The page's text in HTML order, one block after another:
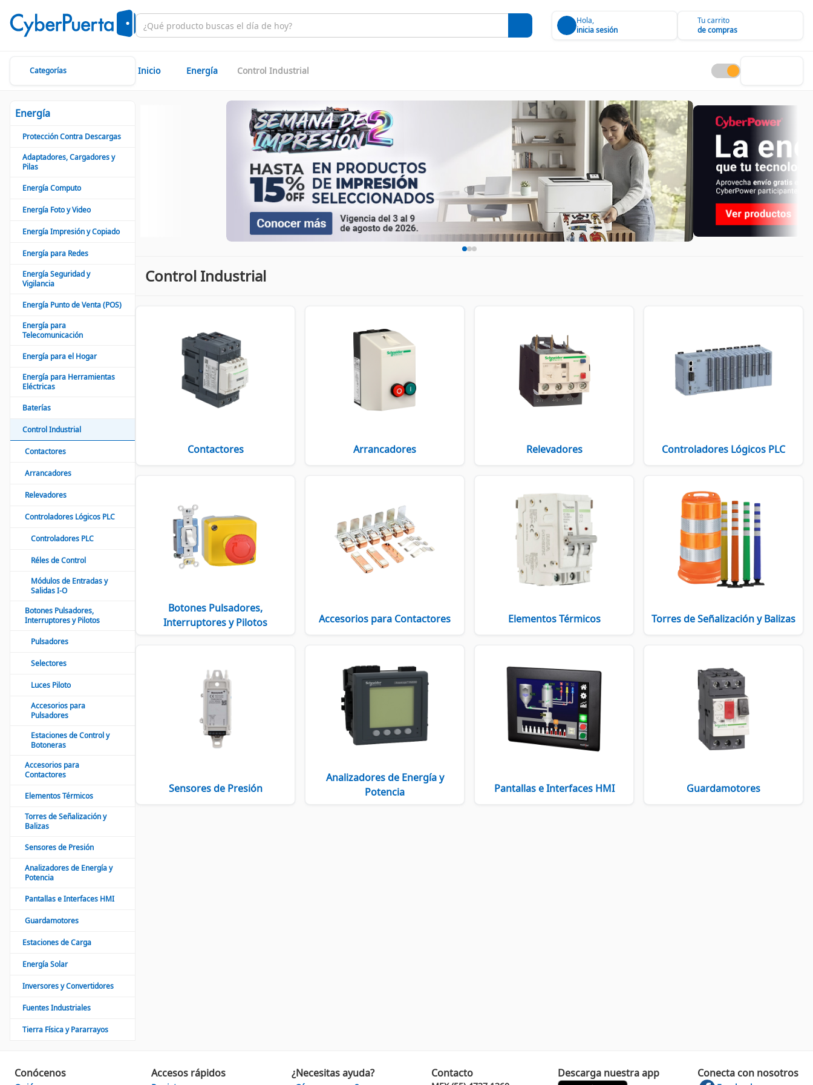
Hola,
inicia sesión
Tu carrito
de compras
Categorías Inicio Energía Control Industrial
Energía
Protección Contra Descargas
Adaptadores, Cargadores y
Pilas
Energía Computo
Energía Foto y Video
Energía Impresión y Copiado
Energía para Redes
Energía Seguridad y
Vigilancia
Energía Punto de Venta (POS)
Energía para
Telecomunicación
Energía para el Hogar
Energía para Herramientas
Eléctricas
Baterías
Control Industrial
Contactores
Arrancadores
Relevadores
Controladores Lógicos PLC
Controladores PLC
Réles de Control
Módulos de Entradas y
Salidas I-O
Botones Pulsadores,
Interruptores y Pilotos
Pulsadores
Selectores
Luces Piloto
Accesorios para
Pulsadores
Estaciones de Control y
Botoneras
Accesorios para
Contactores
Elementos Térmicos
Torres de Señalización y
Balizas
Sensores de Presión
Analizadores de Energía y
Potencia
Pantallas e Interfaces HMI
Guardamotores
Estaciones de Carga
Energía Solar
Inversores y Convertidores
Fuentes Industriales
Tierra Física y Pararrayos
Control Industrial
Contactores Arrancadores Relevadores Controladores Lógicos PLC
Botones Pulsadores,
Interruptores y Pilotos
Accesorios para Contactores Elementos Térmicos Torres de Señalización y Balizas
Sensores de Presión
Analizadores de Energía y
Potencia
Pantallas e Interfaces HMI Guardamotores
Conócenos Accesos rápidos ¿Necesitas ayuda? Contacto Descarga nuestra app Conecta con nosotros